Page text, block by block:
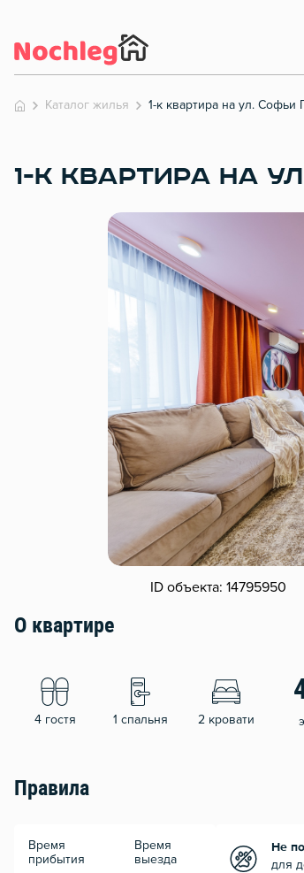
Каталог жилья 1-к квартира на ул. Софьи
1-К КВАРТИРА НА
ID объекта: 14795950
О квартире
4 гостя 1 спальня 2 кровати
Правила
Время
прибытия
Время
выезда
Не
для